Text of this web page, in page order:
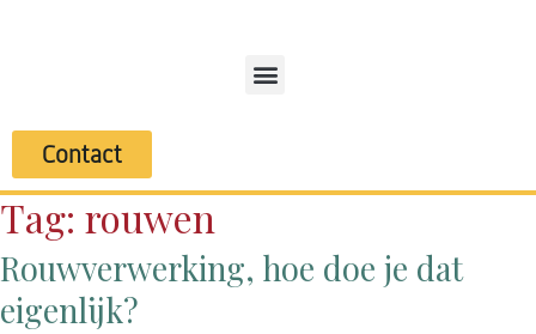
Contact
Tag: rouwen
Rouwverwerking, hoe doe je dat
eigenlijk?